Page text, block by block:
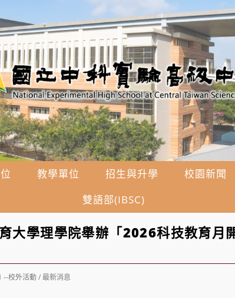
教學單位 招生與升學 校園新聞
雙語部(IBSC)
大學理學院舉辦「2026科技教育月
--校外活動 / 最新消息